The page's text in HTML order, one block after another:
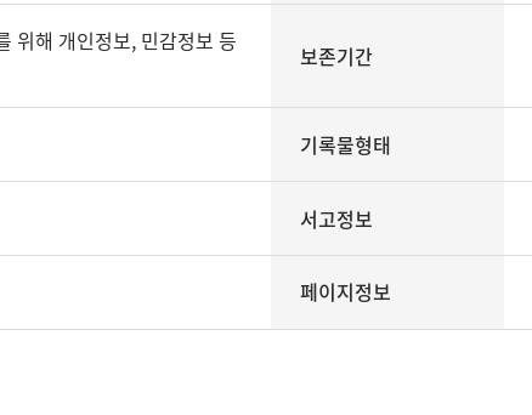
보존기간
기록물형태
서고정보
페이지정보